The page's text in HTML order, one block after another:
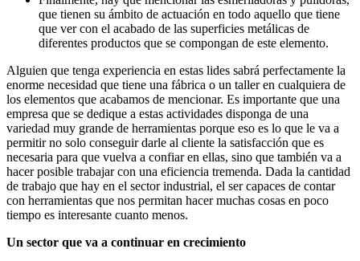
que tienen su ámbito de actuación en todo aquello que tiene
que ver con el acabado de las superficies metálicas de
diferentes productos que se compongan de este elemento.
Alguien que tenga experiencia en estas lides sabrá perfectamente la
enorme necesidad que tiene una fábrica o un taller en cualquiera de
los elementos que acabamos de mencionar. Es importante que una
empresa que se dedique a estas actividades disponga de una
variedad muy grande de herramientas porque eso es lo que le va a
permitir no solo conseguir darle al cliente la satisfacción que es
necesaria para que vuelva a confiar en ellas, sino que también va a
hacer posible trabajar con una eficiencia tremenda. Dada la cantidad
de trabajo que hay en el sector industrial, el ser capaces de contar
con herramientas que nos permitan hacer muchas cosas en poco
tiempo es interesante cuanto menos.
Un sector que va a continuar en crecimiento